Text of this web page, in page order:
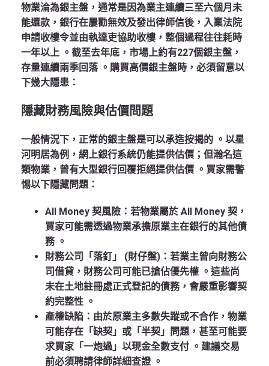
物業淪為銀主盤，通常是因為業主連續三至六個月未
能還款，銀行在屢勸無效及發出律師信後，入稟法院
申請收樓令並由執達吏協助收樓，整個過程往往耗時
一年以上 。截至去年底，市場上約有227個銀主盤，
存量連續兩季回落 。購買高價銀主盤時，必須留意以
下幾大隱患：
隱藏財務風險與估價問題
一般情況下，正常的銀主盤是可以承造按揭的 。以星
河明居為例，網上銀行系統仍能提供估價；但瀚名這
類物業，曾有大型銀行回覆拒絕提供估價 。買家需警
惕以下隱藏問題：
All Money 契風險 ：若物業屬於 All Money 契，
買家可能需透過物業承擔原業主在銀行的其他債
務 。
財務公司「落釘」 (財仔盤) ：若業主曾向財務公
司借貸，財務公司可能已搶佔優先權 。這些尚
未在土地註冊處正式登記的債務，會嚴重影響契
約完整性 。
產權缺陷 ：由於原業主多數失蹤或不合作，物業
可能存在「缺契」或「半契」問題，甚至可能要
求買家「一炮過」以現金全數支付 。建議交易
前必須聘請律師詳細查證 。